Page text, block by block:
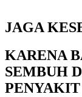
JAGA
KARENA
SEMBUH